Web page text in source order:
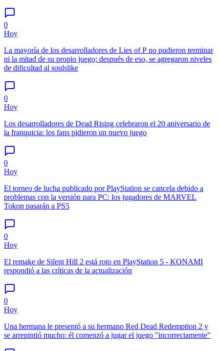
0
Hoy
La mayoría de los desarrolladores de Lies of P no pudieron terminar
ni la mitad de su propio juego; después de eso, se agregaron niveles
de dificultad al soulslike
0
Hoy
Los desarrolladores de Dead Rising celebraron el 20 aniversario de
la franquicia: los fans pidieron un nuevo juego
0
Hoy
El torneo de lucha publicado por PlayStation se cancela debido a
problemas con la versión para PC: los jugadores de MARVEL
Tokon pasarán a PS5
0
Hoy
El remake de Silent Hill 2 está roto en PlayStation 5 - KONAMI
respondió a las críticas de la actualización
0
Hoy
Una hermana le presentó a su hermano Red Dead Redemption 2 y
se arrepintió mucho: él comenzó a jugar el juego "incorrectamente"